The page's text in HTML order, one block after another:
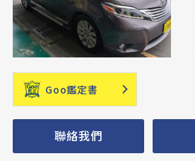
Goo鑑定書
聯絡我們